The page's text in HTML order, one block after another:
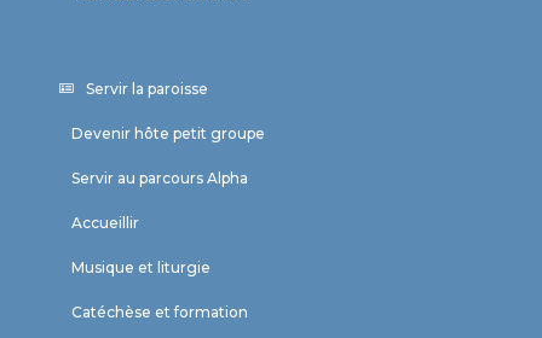
Servir la paroisse
Devenir hôte petit groupe
Servir au parcours Alpha
Accueillir
Musique et liturgie
Catéchèse et formation